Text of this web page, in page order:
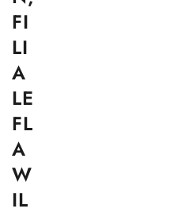
FI
LI
A
LE
FL
A
W
IL